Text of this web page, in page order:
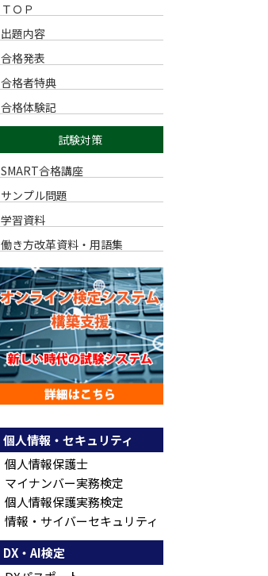
ＴＯＰ
出題内容
合格発表
合格者特典
合格体験記
試験対策
SMART合格講座
サンプル問題
学習資料
働き方改革資料・用語集
個人情報・セキュリティ
個人情報保護士
マイナンバー実務検定
個人情報保護実務検定
情報・サイバーセキュリティ
DX・AI検定